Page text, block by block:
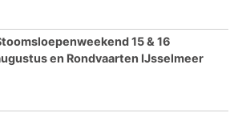
15 & 16
en Rondvaarten IJsselmeer